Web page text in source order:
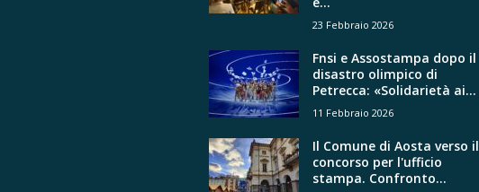
23 Febbraio 2026
Fnsi e Assostampa dopo il
disastro olimpico di
Petrecca: «Solidarietà ai...
11 Febbraio 2026
Il Comune di Aosta verso il
concorso per l'ufficio
stampa. Confronto...